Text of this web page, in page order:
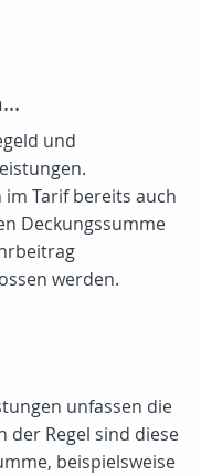
und
Tarif bereits auch
Deckungssumme
werden.
unfassen die
der Regel sind diese
beispielsweise